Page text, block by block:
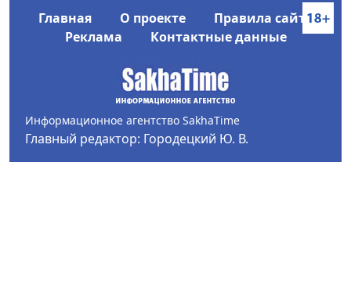
Главная О проекте
Правила сайта
Реклама
Контактные данные
Информационное агентство SakhaTime
Главный редактор: Городецкий Ю. В.